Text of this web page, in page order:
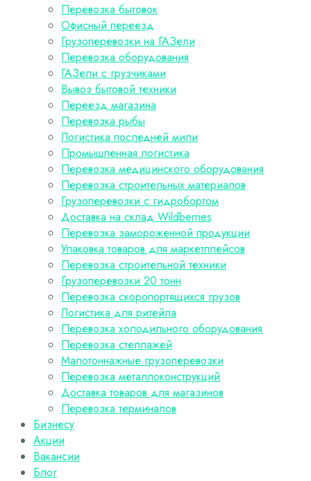
Перевозка бытовок
Офисный переезд
Грузоперевозки на ГАЗели
Перевозка оборудования
ГАЗели с грузчиками
Вывоз бытовой техники
Переезд магазина
Перевозка рыбы
Логистика последней мили
Промышленная логистика
Перевозка медицинского оборудования
Перевозка строительных материалов
Грузоперевозки с гидробортом
Доставка на склад Wildberries
Перевозка замороженной продукции
Упаковка товаров для маркетплейсов
Перевозка строительной техники
Грузоперевозки 20 тонн
Перевозка скоропортящихся грузов
Логистика для ритейла
Перевозка холодильного оборудования
Перевозка стеллажей
Малотоннажные грузоперевозки
Перевозка металлоконструкций
Доставка товаров для магазинов
Перевозка терминалов
Бизнесу
Акции
Вакансии
Блог